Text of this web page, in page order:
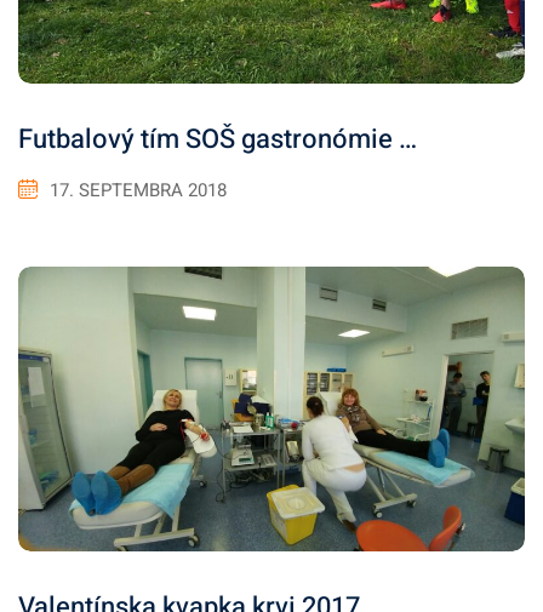
Futbalový tím SOŠ gastronómie …
17. SEPTEMBRA 2018